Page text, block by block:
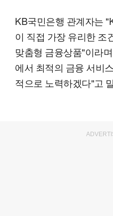
KB국민은행 관계자는
이 직접 가장 유리한 조
맞춤형 금융상품"이라
에서 최적의 금융 서비
적으로 노력하겠다"고